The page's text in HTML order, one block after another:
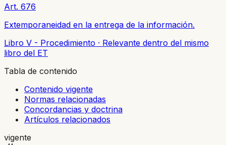
Art. 676
Extemporaneidad en la entrega de la información.
Libro V - Procedimiento · Relevante dentro del mismo
libro del ET
Tabla de contenido
Contenido vigente
Normas relacionadas
Concordancias y doctrina
Artículos relacionados
vigente